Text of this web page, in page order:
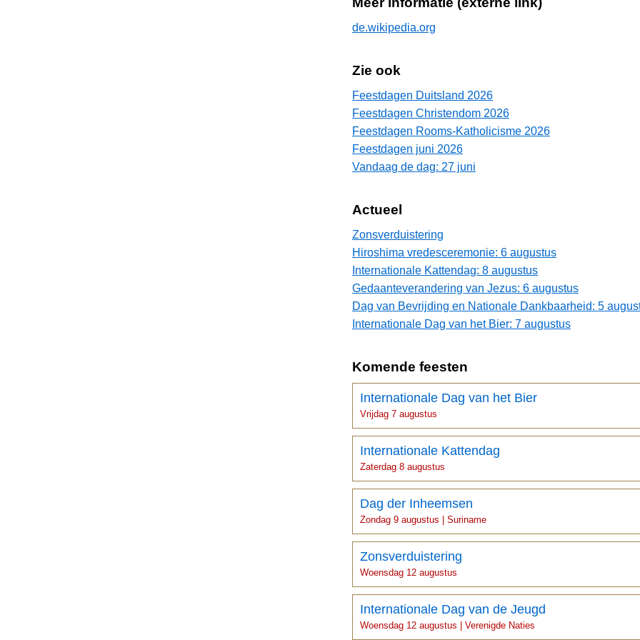
de.wikipedia.org
Zie ook
Feestdagen Duitsland 2026
Feestdagen Christendom 2026
Feestdagen Rooms-Katholicisme 2026
Feestdagen juni 2026
Vandaag de dag: 27 juni
Actueel
Zonsverduistering
Hiroshima vredesceremonie: 6 augustus
Internationale Kattendag: 8 augustus
Gedaanteverandering van Jezus: 6 augustus
Dag van Bevrijding en Nationale Dankbaarheid: 5
Internationale Dag van het Bier: 7 augustus
Komende feesten
Internationale Dag van het Bier
Vrijdag 7 augustus
Internationale Kattendag
Zaterdag 8 augustus
Dag der Inheemsen
Zondag 9 augustus | Suriname
Zonsverduistering
Woensdag 12 augustus
Internationale Dag van de Jeugd
Woensdag 12 augustus | Verenigde Naties